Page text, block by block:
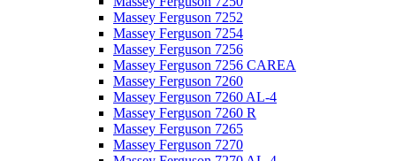
Massey Ferguson 7252
Massey Ferguson 7254
Massey Ferguson 7256
Massey Ferguson 7256 CAREA
Massey Ferguson 7260
Massey Ferguson 7260 AL-4
Massey Ferguson 7260 R
Massey Ferguson 7265
Massey Ferguson 7270